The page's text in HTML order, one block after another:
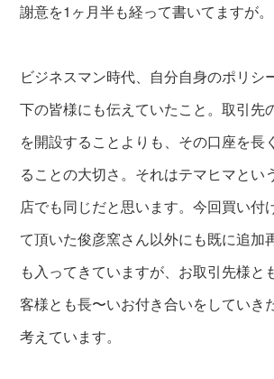
謝意を1ヶ月半も経って書いてますが。
ビジネスマン時代、自分自身のポリシ
下の皆様にも伝えていたこと。取引先
を開設することよりも、その口座を長
ることの大切さ。それはテマヒマとい
店でも同じだと思います。今回買い付
て頂いた俊彦窯さん以外にも既に追加
も入ってきていますが、お取引先様と
客様とも長〜いお付き合いをしていき
考えています。